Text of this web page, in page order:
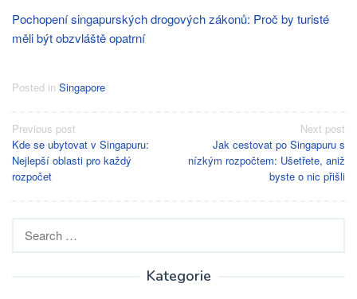
Pochopení singapurských drogových zákonů: Proč by turisté
měli být obzvláště opatrní
Posted in Singapore
Post
navigation
Previous post
Kde se ubytovat v Singapuru:
Nejlepší oblasti pro každý
rozpočet
Next post
Jak cestovat po Singapuru s
nízkým rozpočtem: Ušetřete, aniž
byste o nic přišli
for:
Kategorie